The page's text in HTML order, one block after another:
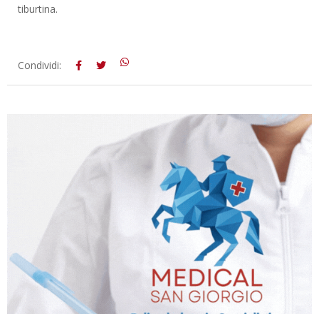
tiburtina.
2021-
10-
Condividi: